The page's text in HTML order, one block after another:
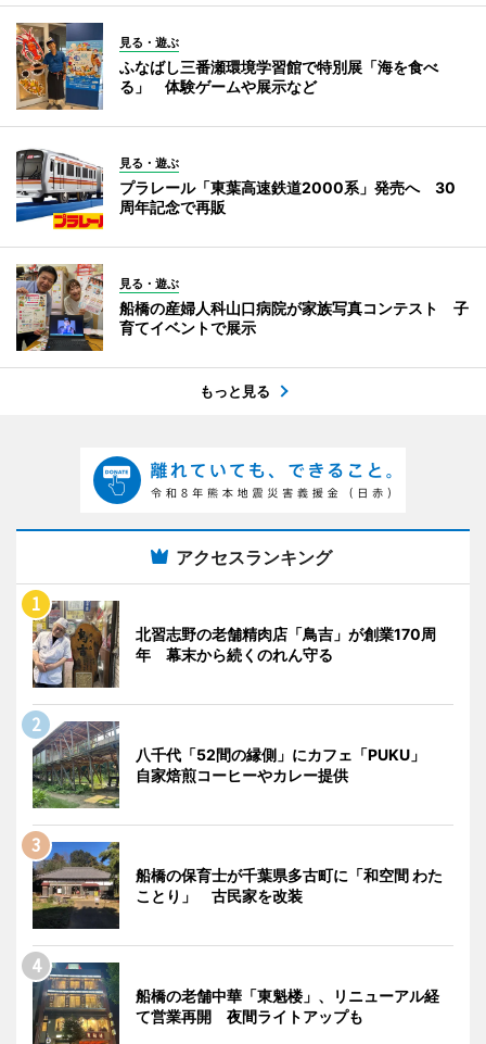
見る・遊ぶ
ふなばし三番瀬環境学習館で特別展「海を食べ
る」 体験ゲームや展示など
見る・遊ぶ
プラレール「東葉高速鉄道2000系」発売へ 30
周年記念で再販
見る・遊ぶ
船橋の産婦人科山口病院が家族写真コンテスト 子
育てイベントで展示
もっと見る
アクセスランキング
北習志野の老舗精肉店「鳥吉」が創業170周
年 幕末から続くのれん守る
八千代「52間の縁側」にカフェ「PUKU」
自家焙煎コーヒーやカレー提供
船橋の保育士が千葉県多古町に「和空間 わた
ことり」 古民家を改装
船橋の老舗中華「東魁楼」、リニューアル経
て営業再開 夜間ライトアップも